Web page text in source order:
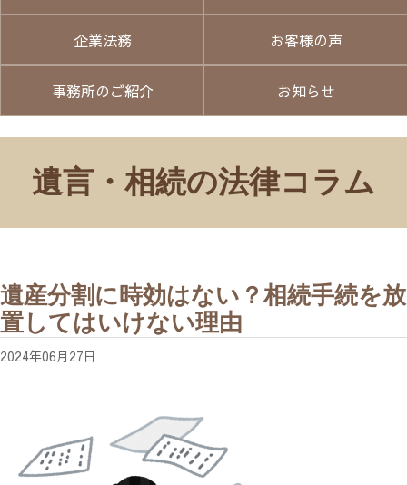
企業法務 お客様の声
事務所のご紹介 お知らせ
遺言・相続の法律コラム
遺産分割に時効はない？相続手続を放
置してはいけない理由
2024年06月27日